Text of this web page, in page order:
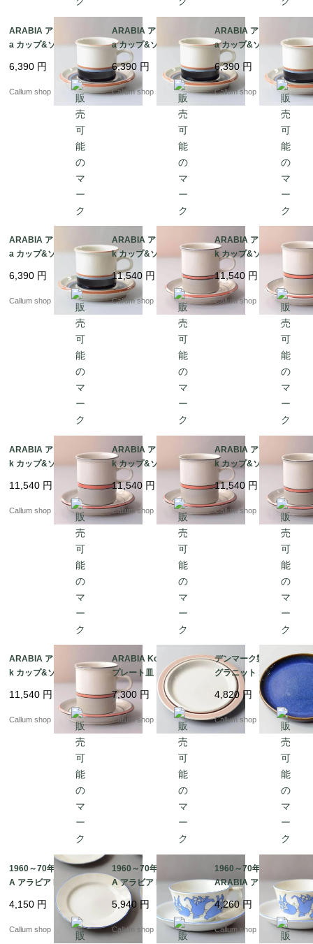
ARABIA アラビア Taik
a カップ&ソーサー タ
ンド ヴィンテージ アン
ティーク_it4431
6,390 円
Callum shop
ARABIA アラビア Taik
a カップ&ソーサー タ
イカ 北欧食器 フィンラ
ンド ヴィンテージ アン
ティーク_it4430
6,390 円
Callum shop
ARABIA アラビア Taik
a カップ&ソーサー タ
イカ 北欧食器 フィンラ
ンド ヴィンテージ アン
ティーク_it4429
6,390 円
Callum shop
ARABIA アラビア Taik
a カップ&ソーサー タ
ンド ヴィンテージ アン
ティーク_it4428
6,390 円
Callum shop
ARABIA アラビア asla
k カップ&ソーサー 7.5
cm高 アスラク 北欧食
器 フィンランド ヴィン
テージ アンティーク_it
11,540 円
Callum shop
ARABIA アラビア asla
k カップ&ソーサー 7.5
cm高 アスラク 北欧食
器 フィンランド ヴィン
テージ アンティーク_it
4421
11,540 円
Callum shop
ARABIA アラビア asla
k カップ&ソーサー 7.5
器 フィンランド ヴィン
テージ アンティーク_it
11,540 円
Callum shop
ARABIA アラビア asla
k カップ&ソーサー 7.5
cm高 アスラク 北欧食
器 フィンランド ヴィン
テージ アンティーク_it
4420
11,540 円
Callum shop
ARABIA アラビア asla
k カップ&ソーサー 7.5
cm高 アスラク 北欧食
器 フィンランド ヴィン
テージ アンティーク_it
4419
11,540 円
Callum shop
ARABIA アラビア asla
k カップ&ソーサー 7.5
cm高 アスラク 北欧食
器 フィンランド ヴィン
テージ アンティーク_it
11,540 円
Callum shop
ARABIA Koralli 20cm
プレート皿 アラビア コ
ラーリ コーラリ 北欧食
器 フィンランド 北欧
ヴィンテージ アンティ
ーク_it4255
7,300 円
Callum shop
デンマーク製 SOHOLM
グラニット 18cm プレ
ート お皿 スーホルム G
RANIT 北欧食器 北欧雑
貨 ヴィンテージ アンテ
ィーク_it4252
4,820 円
Callum shop
1960～70年代 ARABI
A アラビア Lilja 17cm
プレート お皿 リリヤ L
aila Hakala 北欧 食器
フィンランド 陶器 ヴィ
4,150 円
Callum shop
1960～70年代 ARABI
A アラビア Lilja カップ
＆ソーサー リリヤ Lail
a Hakala 北欧 食器 フ
ィンランド 陶器 ヴィン
テージ_it4700
5,940円
Callum shop
1960～70年代 訳あり
ARABIA アラビア Lilja
カップ＆ソーサー リリ
ヤ Laila Hakala 北欧 食
器 フィンランド 陶器
ヴィンテージ_it4699
4,260円
Callum shop